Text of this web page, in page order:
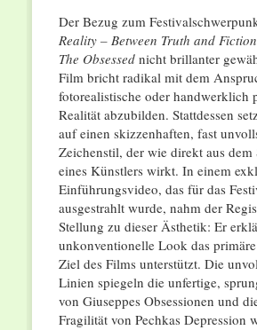
Der Bezug zum
Reality – Between Truth and Fiction
The Obsessednicht brillanter
Film bricht radikal mit dem
fotorealistische oder handwerklich
Realität abzubilden. Stattdessen
auf einen skizzenhaften, fast
Zeichenstil, der wie direkt aus dem
eines Künstlers wirkt. In einem
Einführungsvideo, das für das
ausgestrahlt wurde, nahm der
Stellung zu dieser Ästhetik: Er
unkonventionelle Look das
Ziel des Films unterstützt. Die
Linien spiegeln die unfertige,
von Giuseppes Obsessionen und
Fragilität von Pechkas Depression